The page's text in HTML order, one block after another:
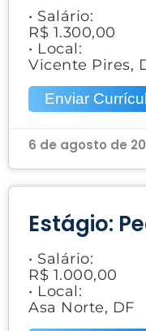
• Salário:
R$ 1.300,00
• Local:
Vicente Pires,
Enviar
6 de agosto de
Estágio:
• Salário:
R$ 1.000,00
• Local:
Asa Norte, DF